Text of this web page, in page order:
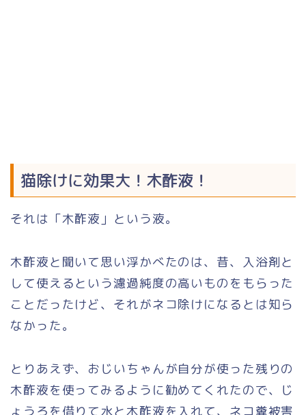
猫除けに効果大！木酢液！
それは「木酢液」という液。
木酢液と聞いて思い浮かべたのは、昔、入浴剤と
して使えるという濾過純度の高いものをもらった
ことだったけど、それがネコ除けになるとは知ら
なかった。
とりあえず、おじいちゃんが自分が使った残りの
木酢液を使ってみるように勧めてくれたので、じ
ょうろを借りて水と木酢液を入れて、ネコ糞被害